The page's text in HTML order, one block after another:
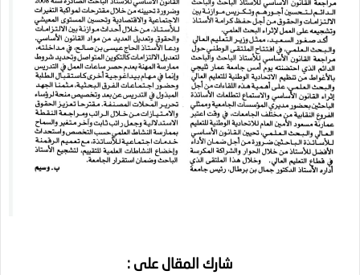
شارك المقال على :